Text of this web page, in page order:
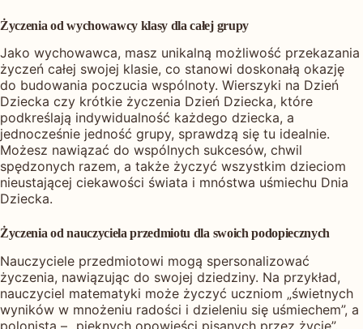
Życzenia od wychowawcy klasy dla całej grupy
Jako wychowawca, masz unikalną możliwość przekazania
życzeń całej swojej klasie, co stanowi doskonałą okazję
do budowania poczucia wspólnoty. Wierszyki na Dzień
Dziecka czy krótkie życzenia Dzień Dziecka, które
podkreślają indywidualność każdego dziecka, a
jednocześnie jedność grupy, sprawdzą się tu idealnie.
Możesz nawiązać do wspólnych sukcesów, chwil
spędzonych razem, a także życzyć wszystkim dzieciom
nieustającej ciekawości świata i mnóstwa uśmiechu Dnia
Dziecka.
Życzenia od nauczyciela przedmiotu dla swoich podopiecznych
Nauczyciele przedmiotowi mogą spersonalizować
życzenia, nawiązując do swojej dziedziny. Na przykład,
nauczyciel matematyki może życzyć uczniom „świetnych
wyników w mnożeniu radości i dzieleniu się uśmiechem”, a